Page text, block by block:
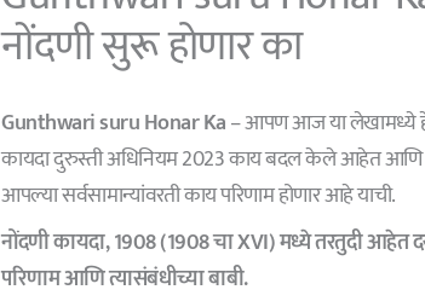
नोंदणी सुरू होणार का
Gunthwari suru Honar Ka– आपण आज या लेखामध्ये हे
कायदा दुरुस्ती अधिनियम 2023 काय बदल केले आहेत आणि
आपल्या सर्वसामान्यांवरती काय परिणाम होणार आहे याची.
नोंदणी कायदा, 1908 (1908 चा XVI) मध्ये तरतुदी आहेत
परिणाम आणि त्यासंबंधीच्या बाबी.